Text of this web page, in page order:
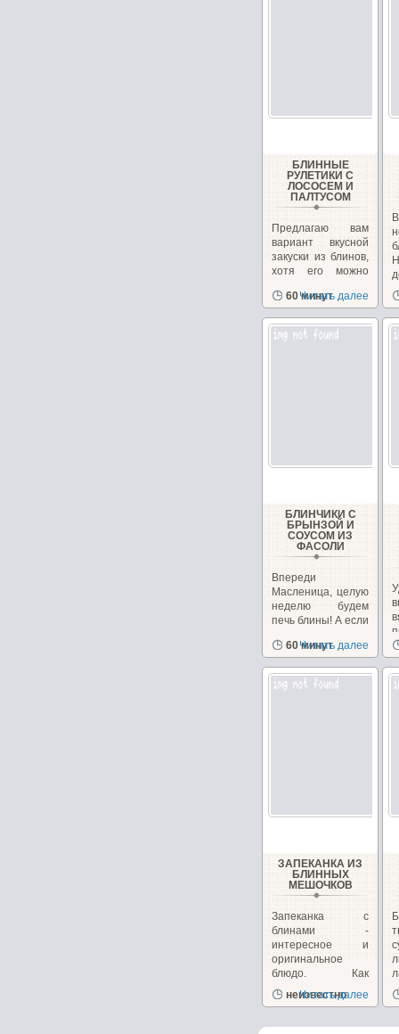
БЛИННЫЕ
РУЛЕТИКИ С
ЛОСОСЕМ И
ПАЛТУСОМ
Предлагаю вам
вариант вкусной
закуски из блинов,
хотя его можно
60 минут
Читать далее
БЛИНЧИКИ С
БРЫНЗОЙ И
СОУСОМ ИЗ
ФАСОЛИ
Впереди
Масленица, целую
неделю будем
печь блины! А если
традиционные...
60 минут
Читать далее
ЗАПЕКАНКА ИЗ
БЛИННЫХ
МЕШОЧКОВ
Запеканка с
блинами -
интересное и
оригинальное
блюдо. Как
правило, мы
привыкли...
неизвестно
Читать далее